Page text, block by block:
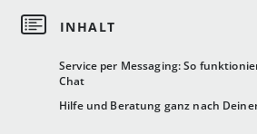
Service per Messaging: So
Chat
Hilfe und Beratung ganz nach